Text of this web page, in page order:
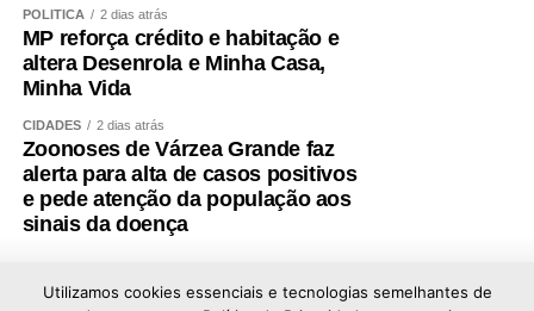
respeitar compromissos, aliados e pessoas que
aceitaram caminhar ao seu lado. Não é possível pedir
confiança a mais de três milhões de mato-grossenses
assumidos dentro da própria casa.
O que ocorreu comigo representa uma falta de respeito
não apenas pessoal, mas política. Um projeto foi
construídos foram simplesmente descartados.
POLÍTICA 2 dias atrás
MP reforça crédito e habitação e
altera Desenrola e Minha Casa,
Minha Vida
CIDADES 2 dias atrás
Zoonoses de Várzea Grande faz
alerta para alta de casos positivos
e pede atenção da população aos
sinais da doença
Utilizamos cookies essenciais e tecnologias semelhantes de